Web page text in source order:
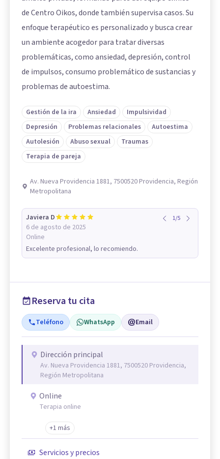
de Centro Oikos, donde también supervisa casos. Su
enfoque terapéutico es personalizado y busca crear
un ambiente acogedor para tratar diversas
problemáticas, como ansiedad, depresión, control
de impulsos, consumo problemático de sustancias y
problemas de autoestima.
Gestión de la ira Ansiedad
Impulsividad
Depresión
Problemas relacionales
Autoestima
Autolesión
Abuso sexual
Traumas
Terapia de pareja
Av. Nueva Providencia 1881, 7500520 Providencia, Región
Metropolitana
Javiera D
6 de agosto de 2025
Online
1/5
Excelente profesional, lo recomiendo.
Reserva tu cita
Teléfono WhatsApp Email
Dirección principal
Av. Nueva Providencia 1881, 7500520 Providencia,
Región Metropolitana
Online
Terapia online
+1 más
Servicios y precios